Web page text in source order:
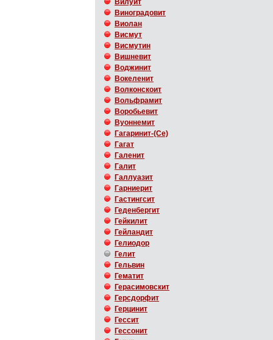
Вилуит
Виноградовит
Виолан
Висмут
Висмутин
Вишневит
Воджинит
Вокеленит
Волконскоит
Вольфрамит
Воробьевит
Вуоннемит
Гагаринит-(Ce)
Гагат
Галенит
Галит
Галлуазит
Гарниерит
Гастингсит
Геденбергит
Гейкилит
Гейландит
Гелиодор
Гелит
Гельвин
Гематит
Герасимовскит
Герсдорфит
Герцинит
Гессит
Гессонит